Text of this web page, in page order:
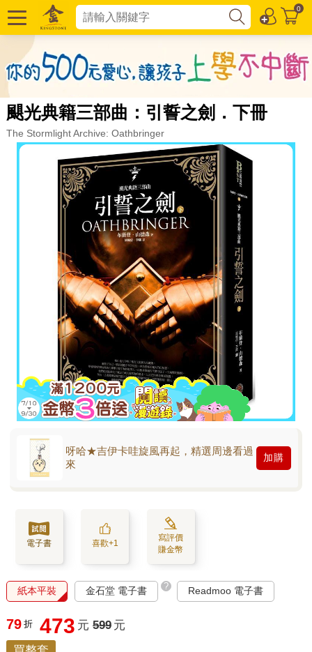
0
颶光典籍三部曲：引誓之劍．下冊
The Stormlight Archive: Oathbringer
呀哈★吉伊卡哇旋風再起，精選周邊看過
來
加購
電子書 喜歡+1
寫評價
賺金幣
紙本平裝 金石堂 電子書 ? Readmoo 電子書
79 折 473 元 599 元